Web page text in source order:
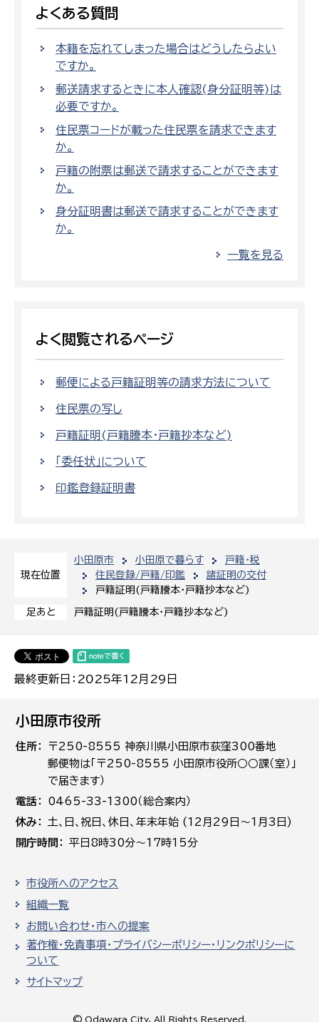
現在位置
小田原市 小田原で暮らす
戸籍・税
住民登録/戸籍/印鑑
諸証明の交付
戸籍証明(戸籍謄本・戸籍抄本など)
足あと 戸籍証明(戸籍謄本・戸籍抄本など)
最終更新日：2025年12月29日
よくある質問
本籍を忘れてしまった場合はどうしたらよい
ですか。
郵送請求するときに本人確認(身分証明等)は
必要ですか。
住民票コードが載った住民票を請求できます
か。
戸籍の附票は郵送で請求することができます
か。
身分証明書は郵送で請求することができます
か。
一覧を見る
よく閲覧されるページ
郵便による戸籍証明等の請求方法について
住民票の写し
戸籍証明(戸籍謄本・戸籍抄本など)
「委任状」について
印鑑登録証明書
小田原市役所
住所
〒250-8555 神奈川県小田原市荻窪300番地
郵便物は「〒250-8555 小田原市役所○○課（室）」
で届きます）
電話
0465-33-1300（総合案内）
休み
土､日､祝日、休日、年末年始 (12月29日～1月3日)
開庁時間
平日8時30分～17時15分
市役所へのアクセス
組織一覧
お問い合わせ・市への提案
著作権・免責事項・プライバシーポリシー・リンクポリシーに
ついて
サイトマップ
© Odawara City, All Rights Reserved.